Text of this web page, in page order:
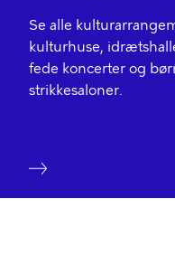
Se alle
kulturhuse,
fede koncerter og
strikkesaloner.